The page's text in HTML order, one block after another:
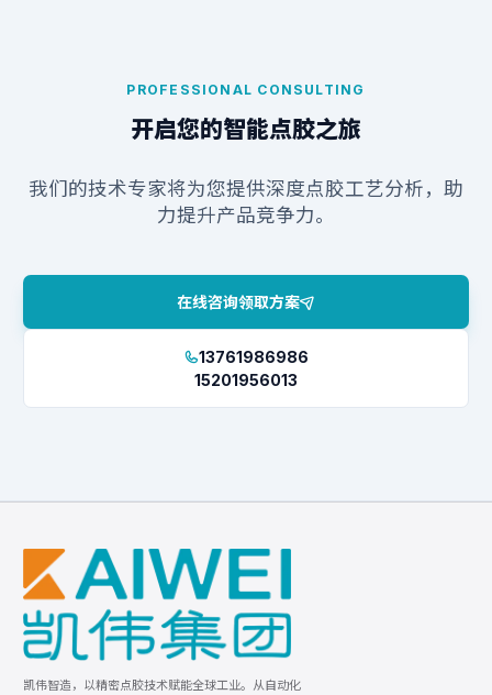
PROFESSIONAL CONSULTING
开启您的智能点胶之旅
我们的技术专家将为您提供深度点胶工艺分析，助
力提升产品竞争力。
在线咨询领取方案
13761986986
15201956013
凯伟智造，以精密点胶技术赋能全球工业。从自动化